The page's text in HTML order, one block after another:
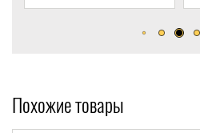
Похожие товары